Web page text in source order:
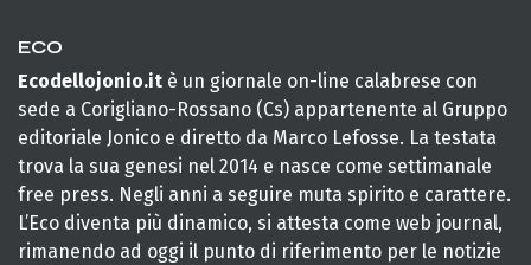
ECO
Ecodellojonio.it è un giornale on-line calabrese con
sede a Corigliano-Rossano (Cs) appartenente al Gruppo
editoriale Jonico e diretto da Marco Lefosse. La testata
trova la sua genesi nel 2014 e nasce come settimanale
free press. Negli anni a seguire muta spirito e carattere.
L’Eco diventa più dinamico, si attesta come web journal,
rimanendo ad oggi il punto di riferimento per le notizie